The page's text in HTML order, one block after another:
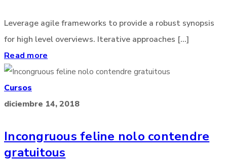
Leverage agile frameworks to provide a robust synopsis
for high level overviews. Iterative approaches [...]
Read more
Cursos
diciembre 14, 2018
Incongruous feline nolo contendre
gratuitous